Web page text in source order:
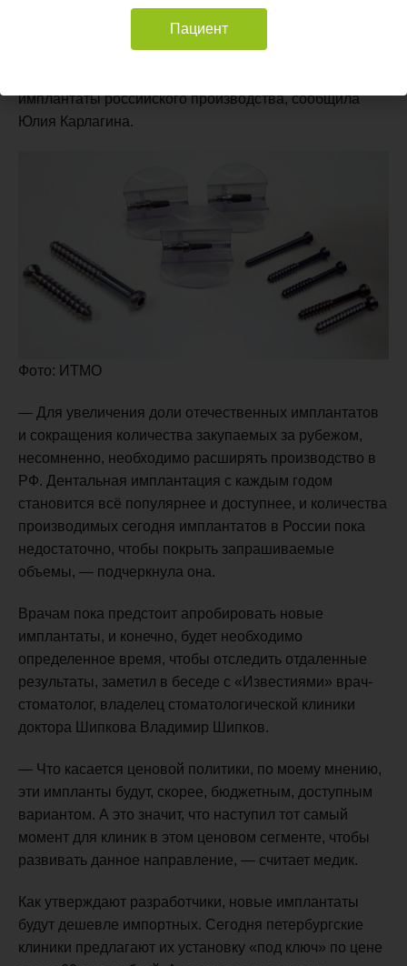
составляют имплантаты и протезы импортного
производства. В условиях санкций это может
представлять серьезные проблемы. Существует
имплантаты российского производства, сообщила
Юлия Карлагина.
Фото: ИТМО
— Для увеличения доли отечественных имплантатов
и сокращения количества закупаемых за рубежом,
несомненно, необходимо расширять производство в
РФ. Дентальная имплантация с каждым годом
становится всё популярнее и доступнее, и количества
производимых сегодня имплантатов в России пока
недостаточно, чтобы покрыть запрашиваемые
объемы, — подчеркнула она.
Врачам пока предстоит апробировать новые
имплантаты, и конечно, будет необходимо
определенное время, чтобы отследить отдаленные
результаты, заметил в беседе с «Известиями» врач-
стоматолог, владелец стоматологической клиники
доктора Шипкова Владимир Шипков.
— Что касается ценовой политики, по моему мнению,
эти импланты будут, скорее, бюджетным, доступным
вариантом. А это значит, что наступил тот самый
момент для клиник в этом ценовом сегменте, чтобы
развивать данное направление, — считает медик.
Как утверждают разработчики, новые имплантаты
будут дешевле импортных. Сегодня петербургские
клиники предлагают их установку «под ключ» по цене
Пациент